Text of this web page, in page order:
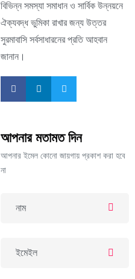
বিভিন্ন সমস্যা সমাধান ও সার্বিক উন্নয়নে
ঐক্যবদ্ধ ভুমিকা রাখার জন্য উত্তর
সুরমাবাসি সর্বসাধারনের প্রতি আহবান
জানান।
আপনার মতামত দিন
আপনার ইমেল কোনো জায়গায় প্রকাশ করা হবে
না